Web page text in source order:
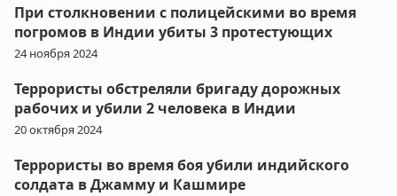
При столкновении с полицейскими во время
погромов в Индии убиты 3 протестующих
24 ноября 2024
Террористы обстреляли бригаду дорожных
рабочих и убили 2 человека в Индии
20 октября 2024
Террористы во время боя убили индийского
солдата в Джамму и Кашмире